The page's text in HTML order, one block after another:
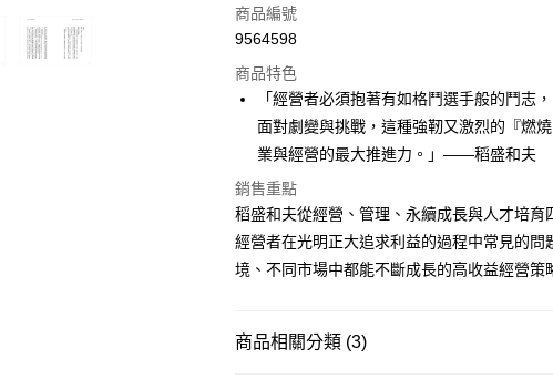
信用卡一次付款
LINE Pay
Apple Pay
悠遊付
商品編號
9564598
商品特色
「經營者必須抱著有如格鬥選手般的鬥志
面對劇變與挑戰，這種強靭又激烈的『燃
業與經營的最大推進力。」——稻盛和夫
銷售重點
稻盛和夫從經營、管理、永續成長與人才培育
經營者在光明正大追求利益的過程中常見的問
境、不同市場中都能不斷成長的高收益經營策
商品相關分類 (3)